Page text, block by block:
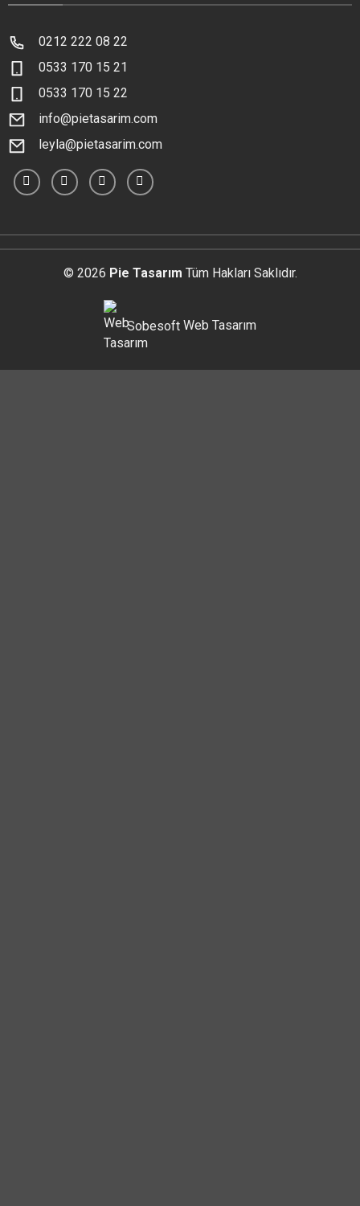
0212 222 08 22
0533 170 15 21
0533 170 15 22
info@pietasarim.com
leyla@pietasarim.com
© 2026 Pie Tasarım Tüm Hakları Saklıdır.
Sobesoft Web Tasarım